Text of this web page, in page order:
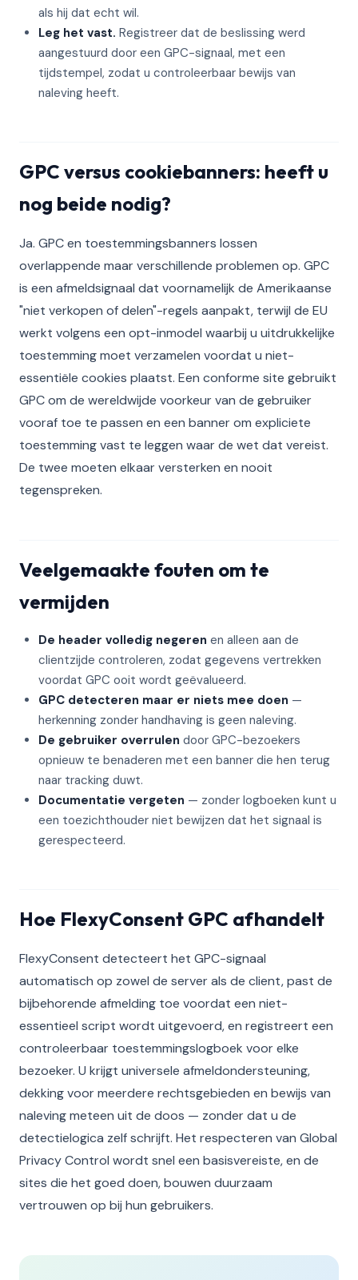
als hij dat echt wil.
Leg het vast. Registreer dat de beslissing werd
aangestuurd door een GPC-signaal, met een
tijdstempel, zodat u controleerbaar bewijs van
naleving heeft.
GPC versus cookiebanners: heeft u
nog beide nodig?
Ja. GPC en toestemmingsbanners lossen
overlappende maar verschillende problemen op. GPC
is een afmeldsignaal dat voornamelijk de Amerikaanse
"niet verkopen of delen"-regels aanpakt, terwijl de EU
werkt volgens een opt-inmodel waarbij u uitdrukkelijke
toestemming moet verzamelen voordat u niet-
essentiële cookies plaatst. Een conforme site gebruikt
GPC om de wereldwijde voorkeur van de gebruiker
vooraf toe te passen en een banner om expliciete
toestemming vast te leggen waar de wet dat vereist.
De twee moeten elkaar versterken en nooit
tegenspreken.
Veelgemaakte fouten om te
vermijden
De header volledig negeren en alleen aan de
clientzijde controleren, zodat gegevens vertrekken
voordat GPC ooit wordt geëvalueerd.
GPC detecteren maar er niets mee doen —
herkenning zonder handhaving is geen naleving.
De gebruiker overrulen door GPC-bezoekers
opnieuw te benaderen met een banner die hen terug
naar tracking duwt.
Documentatie vergeten — zonder logboeken kunt u
een toezichthouder niet bewijzen dat het signaal is
gerespecteerd.
Hoe FlexyConsent GPC afhandelt
FlexyConsent detecteert het GPC-signaal
automatisch op zowel de server als de client, past de
bijbehorende afmelding toe voordat een niet-
essentieel script wordt uitgevoerd, en registreert een
controleerbaar toestemmingslogboek voor elke
bezoeker. U krijgt universele afmeldondersteuning,
dekking voor meerdere rechtsgebieden en bewijs van
naleving meteen uit de doos — zonder dat u de
detectielogica zelf schrijft. Het respecteren van Global
Privacy Control wordt snel een basisvereiste, en de
sites die het goed doen, bouwen duurzaam
vertrouwen op bij hun gebruikers.